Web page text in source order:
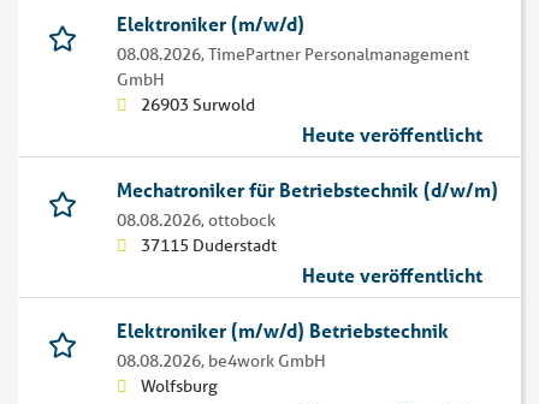
Elektroniker (m/w/d)
08.08.2026,TimePartner Personalmanagement
GmbH
26903 Surwold
Heute veröffentlicht
Mechatroniker für Betriebstechnik (d/w/m)
08.08.2026,ottobock
37115 Duderstadt
Heute veröffentlicht
Elektroniker (m/w/d) Betriebstechnik
08.08.2026, be4work GmbH
Wolfsburg